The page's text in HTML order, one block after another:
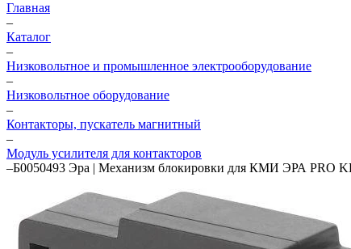
Главная
–
Каталог
–
Низковольтное и промышленное электрооборудование
–
Низковольтное оборудование
–
Контакторы, пускатель магнитный
–
Модуль усилителя для контакторов
–Б0050493 Эра | Механизм блокировки для КМИ ЭРА PRO